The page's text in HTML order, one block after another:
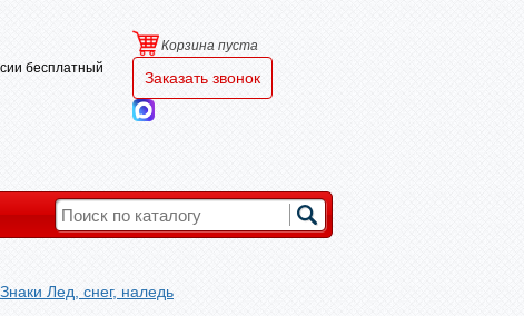
бесплатный
Корзина пуста
Заказать звонок
Знаки Лед, снег, наледь